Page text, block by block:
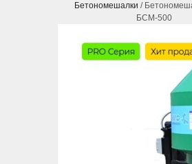
Бетономешалки /
БСМ-500